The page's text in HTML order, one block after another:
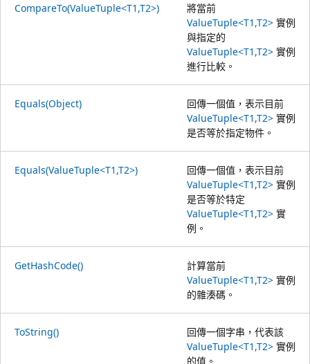
CompareTo(ValueTuple<T1,T2>)
將當前
ValueTuple<T1,T2> 實例
與指定的
ValueTuple<T1,T2> 實例
進行比較。
Equals(Object)
回傳一個值，表示目前
ValueTuple<T1,T2> 實例
是否等於指定物件。
Equals(ValueTuple<T1,T2>)
回傳一個值，表示目前
ValueTuple<T1,T2> 實例
是否等於特定
ValueTuple<T1,T2> 實
例。
GetHashCode()
計算當前
ValueTuple<T1,T2> 實例
的雜湊碼。
ToString()
回傳一個字串，代表該
ValueTuple<T1,T2> 實例
的值。